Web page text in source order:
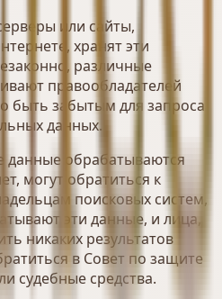
или сайты,
хранят эти
различные
правообладателей
быть забытым для запроса
данных.
данные обрабатываются
могут обратиться к
поисковых систем,
эти данные, и лица,
никаких результатов
в Совет по защите
судебные средства.